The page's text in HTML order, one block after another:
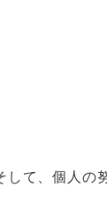
て、個人の